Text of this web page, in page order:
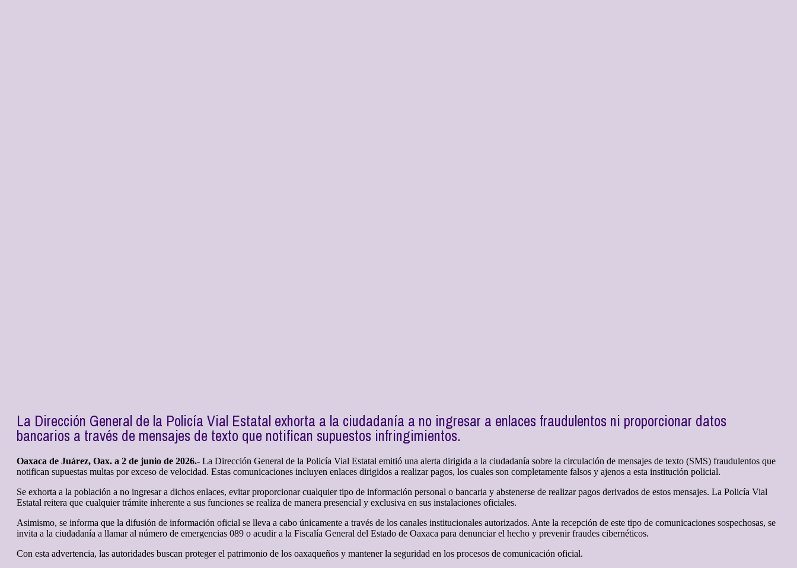
La Dirección General de la Policía Vial Estatal exhorta a la ciudadanía a no ingresar a enlaces fraudulentos ni proporcionar datos
bancarios a través de mensajes de texto que notifican supuestos infringimientos.
Oaxaca de Juárez, Oax. a 2 de junio de 2026.- La Dirección General de la Policía Vial Estatal emitió una alerta dirigida a la ciudadanía sobre la circulación de mensajes de texto (SMS) fraudulentos que
notifican supuestas multas por exceso de velocidad. Estas comunicaciones incluyen enlaces dirigidos a realizar pagos, los cuales son completamente falsos y ajenos a esta institución policial.
Se exhorta a la población a no ingresar a dichos enlaces, evitar proporcionar cualquier tipo de información personal o bancaria y abstenerse de realizar pagos derivados de estos mensajes. La Policía Vial
Estatal reitera que cualquier trámite inherente a sus funciones se realiza de manera presencial y exclusiva en sus instalaciones oficiales.
Asimismo, se informa que la difusión de información oficial se lleva a cabo únicamente a través de los canales institucionales autorizados. Ante la recepción de este tipo de comunicaciones sospechosas, se
invita a la ciudadanía a llamar al número de emergencias 089 o acudir a la Fiscalía General del Estado de Oaxaca para denunciar el hecho y prevenir fraudes cibernéticos.
Con esta advertencia, las autoridades buscan proteger el patrimonio de los oaxaqueños y mantener la seguridad en los procesos de comunicación oficial.